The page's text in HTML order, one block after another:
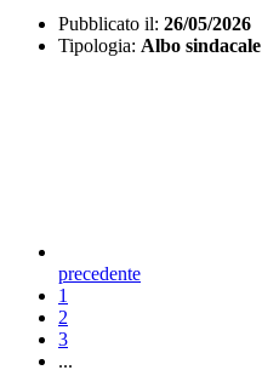
Pubblicato il: 26/05/2026
Tipologia: Albo sindacale
precedente
1
2
3
...